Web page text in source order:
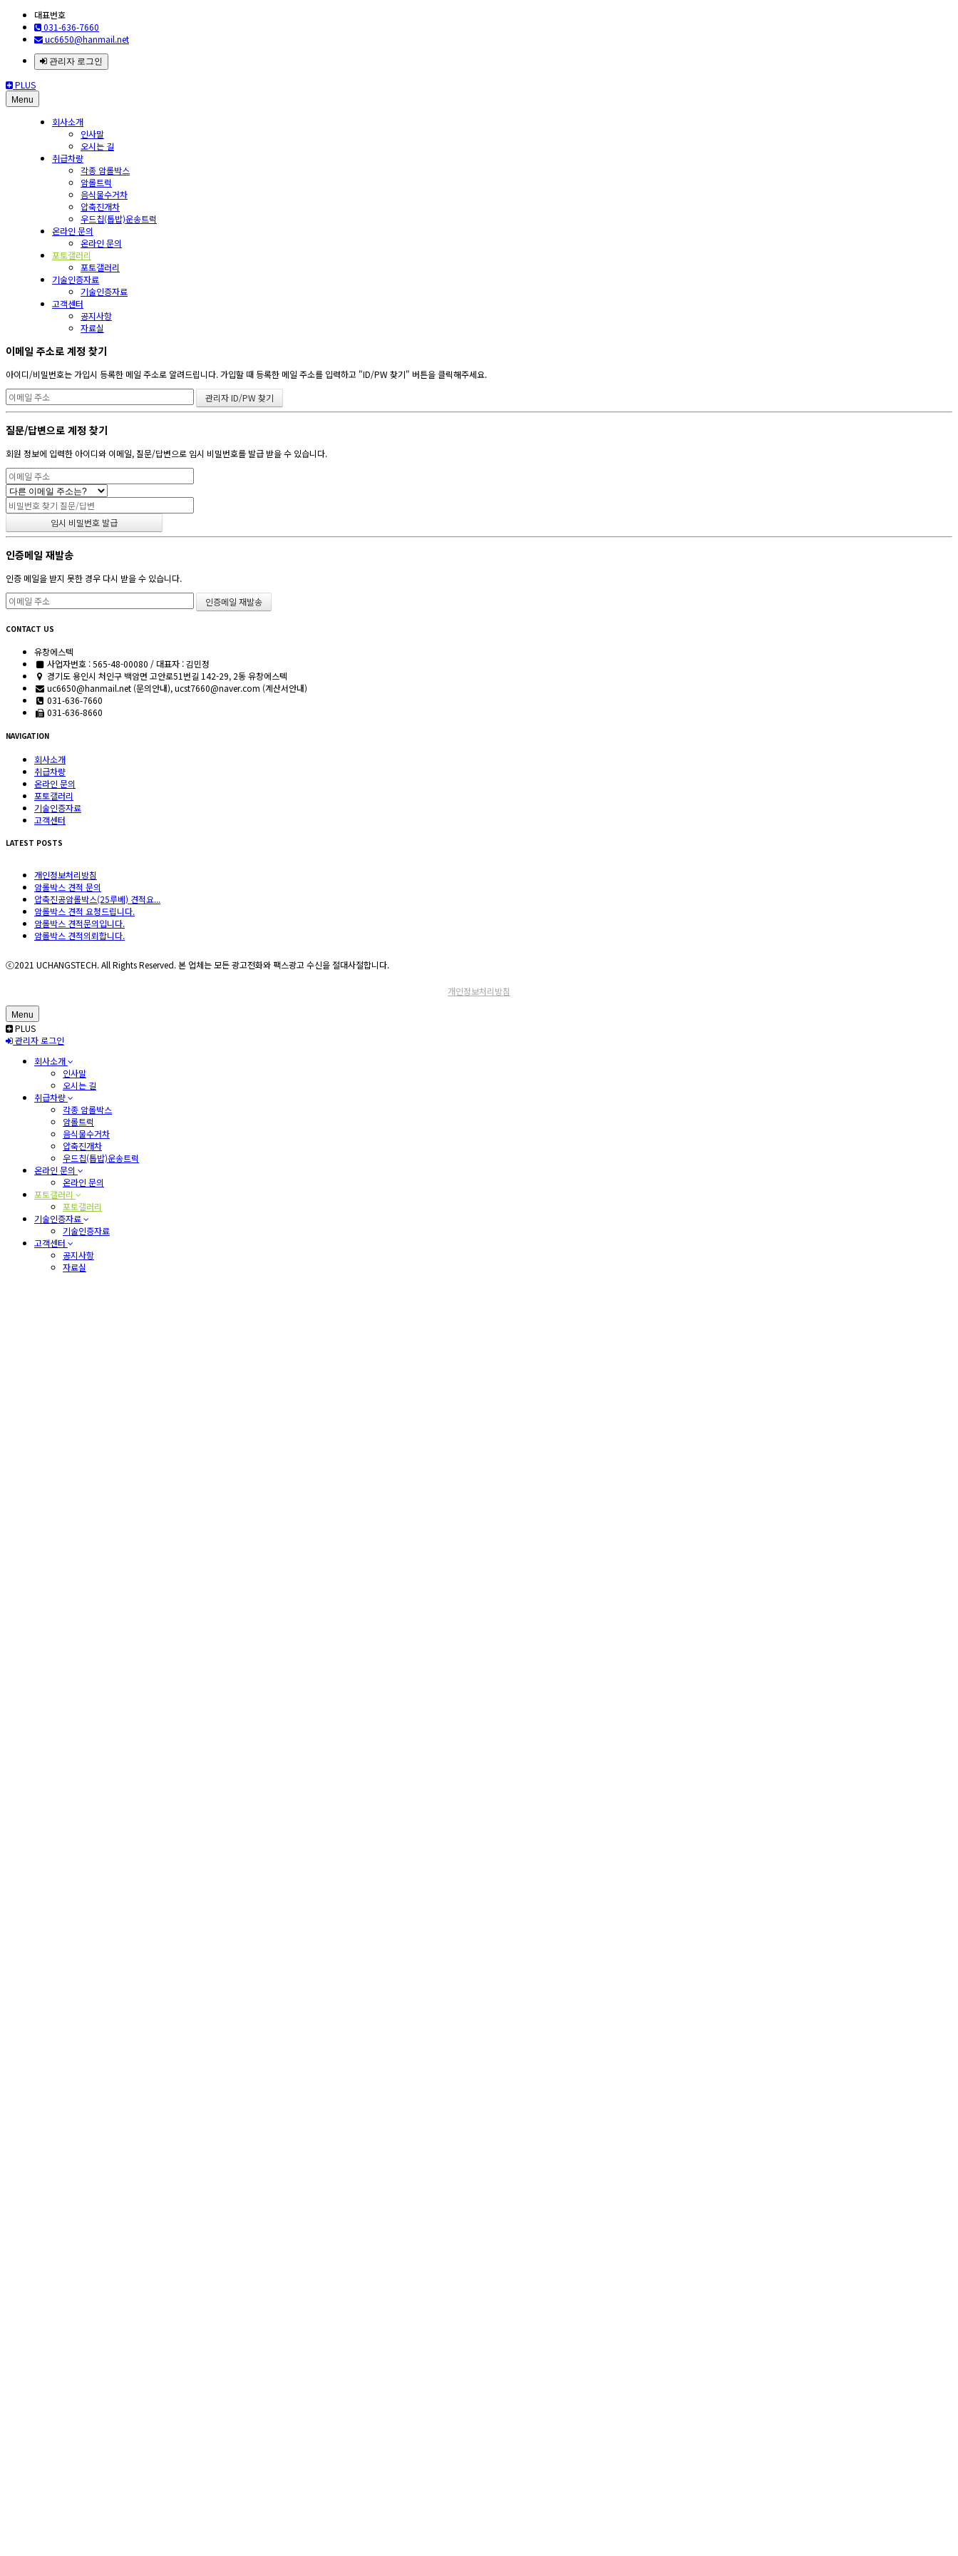
대표번호
031-636-7660
uc6650@hanmail.net
관리자 로그인
PLUS
Menu
회사소개
인사말
오시는 길
취급차량
각종 암롤박스
암롤트럭
음식물수거차
압축진개차
우드칩(톱밥)운송트럭
온라인 문의
온라인 문의
포토갤러리
포토갤러리
기술인증자료
기술인증자료
고객센터
공지사항
자료실
이메일 주소로 계정 찾기
아이디/비밀번호는 가입시 등록한 메일 주소로 알려드립니다. 가입할 때 등록한 메일 주소를 입력하고 "ID/PW 찾기" 버튼을 클릭해주세요.
질문/답변으로 계정 찾기
회원 정보에 입력한 아이디와 이메일, 질문/답변으로 임시 비밀번호를 발급 받을 수 있습니다.
인증메일 재발송
인증 메일을 받지 못한 경우 다시 받을 수 있습니다.
CONTACT US
유창에스텍
사업자번호 : 565-48-00080 / 대표자 : 김민정
경기도 용인시 처인구 백암면 고안로51번길 142-29, 2동 유창에스텍
uc6650@hanmail.net (문의안내), ucst7660@naver.com (계산서안내)
031-636-7660
031-636-8660
NAVIGATION
회사소개
취급차량
온라인 문의
포토갤러리
기술인증자료
고객센터
LATEST POSTS
개인정보처리방침
암롤박스 견적 문의
압축진공암롤박스(25루베) 견적요...
암롤박스 견적 요청드립니다.
암롤박스 견적문의입니다.
암롤박스 견적의뢰합니다.
ⓒ2021 UCHANGSTECH. All Rights Reserved. 본 업체는 모든 광고전화와 팩스광고 수신을 절대사절합니다.
개인정보처리방침
Menu
PLUS
관리자 로그인
회사소개
인사말
오시는 길
취급차량
각종 암롤박스
암롤트럭
음식물수거차
압축진개차
우드칩(톱밥)운송트럭
온라인 문의
온라인 문의
포토갤러리
포토갤러리
기술인증자료
기술인증자료
고객센터
공지사항
자료실